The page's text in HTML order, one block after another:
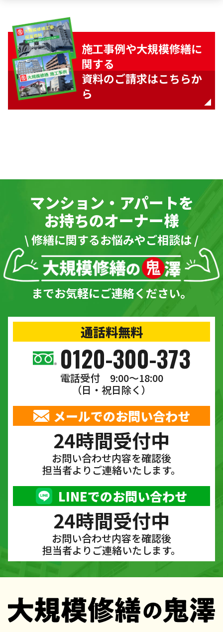
施工事例や大規模修繕に
関する
資料のご請求はこちらか
ら
マンション・アパートを
お持ちのオーナー様
\ 修繕に関するお悩みやご相談は /
までお気軽にご連絡ください。
通話料無料
0120-300-373
電話受付 9:00〜18:00
（日・祝日除く）
メールでのお問い合わせ
24時間受付中
お問い合わせ内容を確認後
担当者よりご連絡いたします。
LINEでのお問い合わせ
24時間受付中
お問い合わせ内容を確認後
担当者よりご連絡いたします。